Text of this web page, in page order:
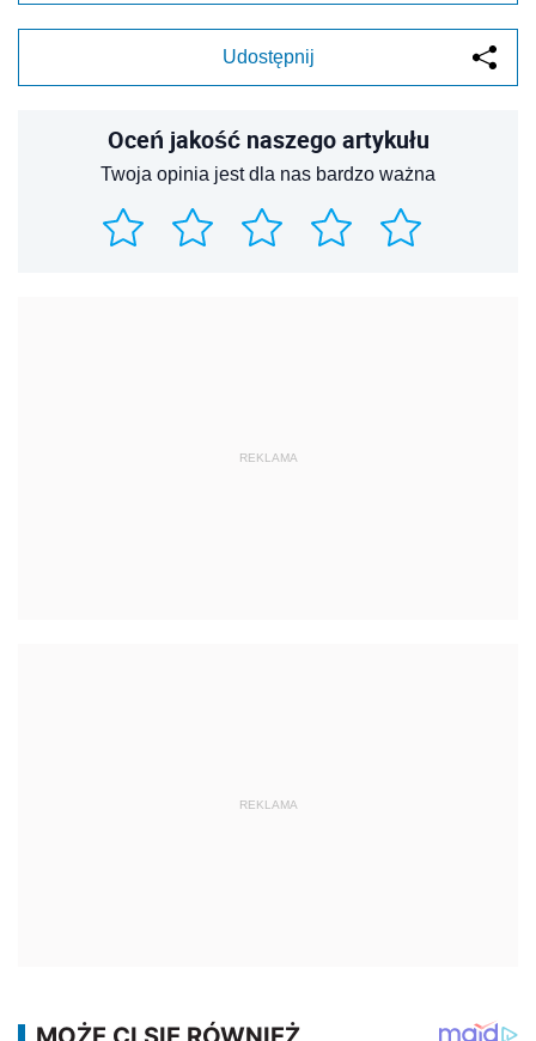
Udostępnij
Oceń jakość naszego artykułu
Twoja opinia jest dla nas bardzo ważna
REKLAMA
REKLAMA